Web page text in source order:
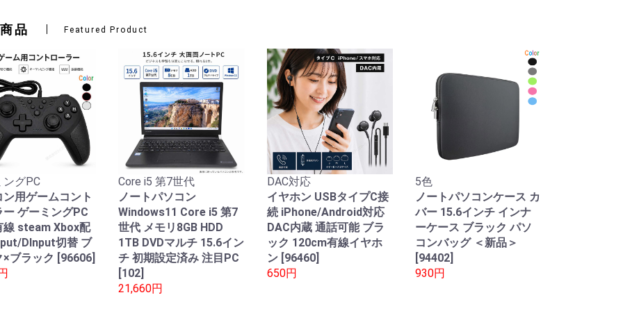
品 Featured Product
グPC
用ゲームコント
ー ゲーミングPC
線 steam Xbox配
DInput切替 ブ
ブラック [96606]
Core i5 第7世代
ノートパソコン
Windows11 Core i5 第7
世代 メモリ8GB HDD
1TB DVDマルチ 15.6イン
チ 初期設定済み 注目PC
[102]
21,660円
DAC対応
イヤホン USBタイプC接
続 iPhone/Android対応
DAC内蔵 通話可能 ブラ
ック 120cm有線イヤホ
ン [96460]
650円
5色
ノートパソコンケース カ
バー 15.6インチ インナ
ーケース ブラック パソ
コンバッグ ＜新品＞
[94402]
930円